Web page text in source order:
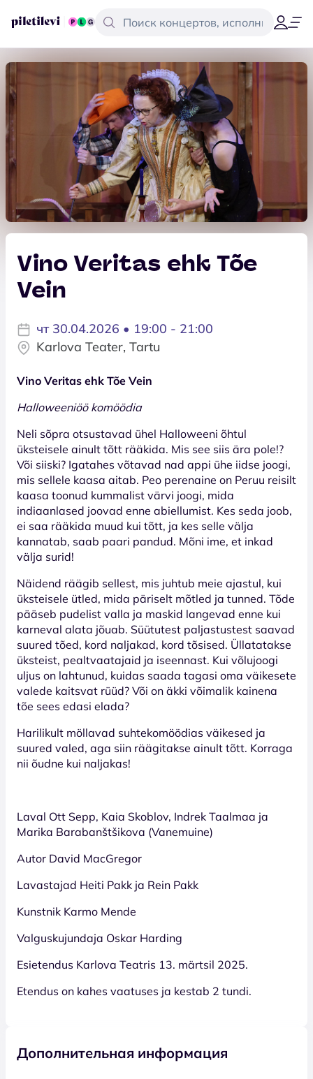
Vino Veritas ehk Tõe
Vein
чт 30.04.2026 • 19:00 - 21:00
Karlova Teater, Tartu
Vino Veritas ehk Tõe Vein
Halloweeniöö komöödia
Neli sõpra otsustavad ühel Halloweeni õhtul
üksteisele ainult tõtt rääkida. Mis see siis ära pole!?
Või siiski? Igatahes võtavad nad appi ühe iidse joogi,
mis sellele kaasa aitab. Peo perenaine on Peruu reisilt
kaasa toonud kummalist värvi joogi, mida
indiaanlased joovad enne abiellumist. Kes seda joob,
ei saa rääkida muud kui tõtt, ja kes selle välja
kannatab, saab paari pandud. Mõni ime, et inkad
välja surid!
Näidend räägib sellest, mis juhtub meie ajastul, kui
üksteisele ütled, mida päriselt mõtled ja tunned. Tõde
pääseb pudelist valla ja maskid langevad enne kui
karneval alata jõuab. Süütutest paljastustest saavad
suured tõed, kord naljakad, kord tõsised. Üllatatakse
üksteist, pealtvaatajaid ja iseennast. Kui võlujoogi
uljus on lahtunud, kuidas saada tagasi oma väikesete
valede kaitsvat rüüd? Või on äkki võimalik kainena
tõe sees edasi elada?
Harilikult möllavad suhtekomöödias väikesed ja
suured valed, aga siin räägitakse ainult tõtt. Korraga
nii õudne kui naljakas!
Laval Ott Sepp, Kaia Skoblov, Indrek Taalmaa ja
Marika Barabanštšikova (Vanemuine)
Autor David MacGregor
Lavastajad Heiti Pakk ja Rein Pakk
Kunstnik Karmo Mende
Valguskujundaja Oskar Harding
Esietendus Karlova Teatris 13. märtsil 2025.
Etendus on kahes vaatuses ja kestab 2 tundi.
Дополнительная информация